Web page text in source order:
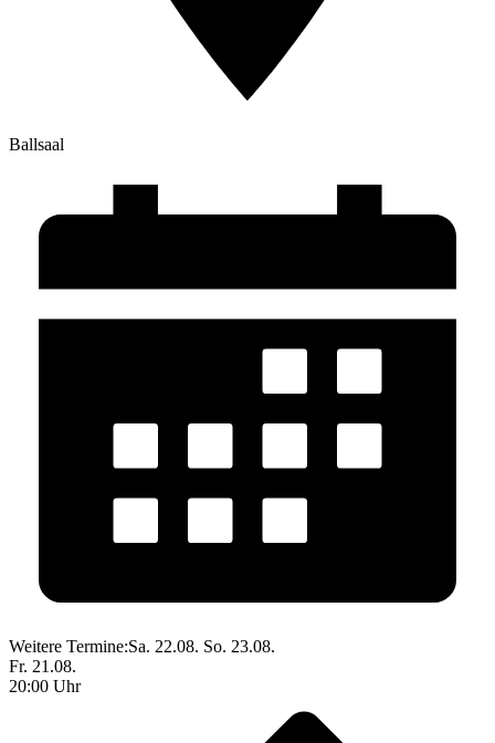
Ballsaal
Weitere Termine:Sa. 22.08. So. 23.08.
Fr. 21.08.
20:00 Uhr